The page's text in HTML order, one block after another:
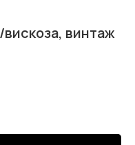
винтаж